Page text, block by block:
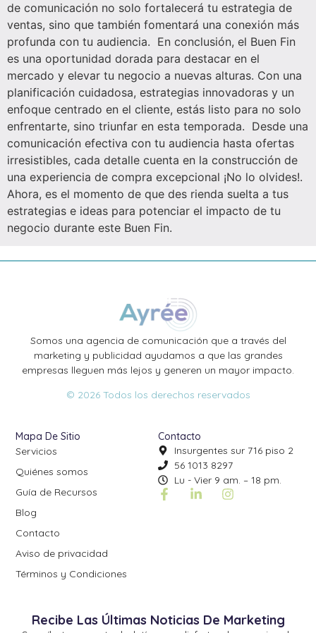
de comunicación no solo fortalecerá tu estrategia de
ventas, sino que también fomentará una conexión más
profunda con tu audiencia. En conclusión, el Buen Fin
es una oportunidad dorada para destacar en el
mercado y elevar tu negocio a nuevas alturas. Con una
planificación cuidadosa, estrategias innovadoras y un
enfoque centrado en el cliente, estás listo para no solo
enfrentarte, sino triunfar en esta temporada. Desde una
comunicación efectiva con tu audiencia hasta ofertas
irresistibles, cada detalle cuenta en la construcción de
una experiencia de compra excepcional ¡No lo olvides!.
Ahora, es el momento de que des rienda suelta a tus
estrategias e ideas para potenciar el impacto de tu
negocio durante este Buen Fin.
Somos una agencia de comunicación que a través del
marketing y publicidad ayudamos a que las grandes
empresas lleguen más lejos y generen un mayor impacto.
© 2026 Todos los derechos reservados
Mapa De Sitio
Servicios
Quiénes somos
Guía de Recursos
Blog
Contacto
Aviso de privacidad
Términos y Condiciones
Contacto
Insurgentes sur 716 piso 2
56 1013 8297
Lu - Vier 9 am. – 18 pm.
Recibe Las Últimas Noticias De Marketing